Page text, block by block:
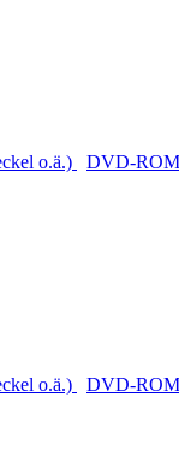
o.ä.) DVD-ROM
o.ä.) DVD-ROM